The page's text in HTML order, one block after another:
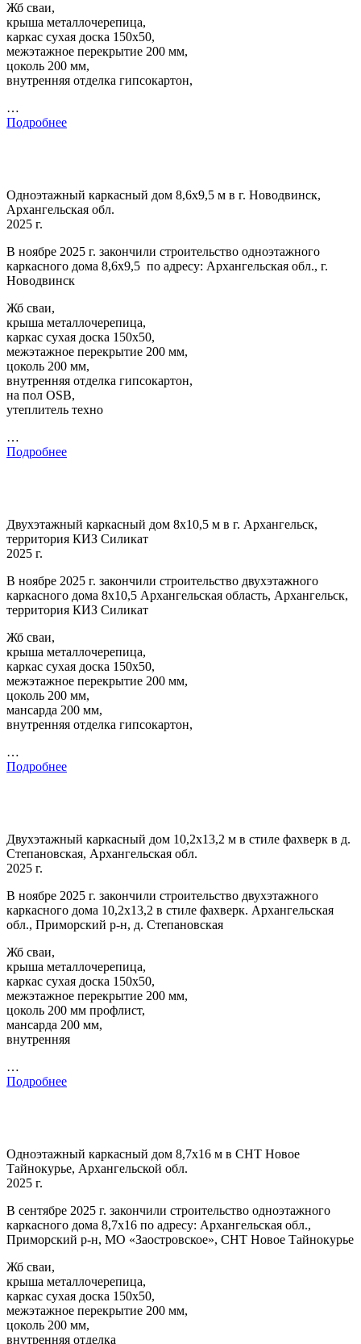
Жб сваи,
крыша металлочерепица,
каркас сухая доска 150х50,
межэтажное перекрытие 200 мм,
цоколь 200 мм,
внутренняя отделка гипсокартон,
…
Подробнее
Одноэтажный каркасный дом 8,6х9,5 м в г. Новодвинск,
Архангельская обл.
2025 г.
В ноябре 2025 г. закончили строительство одноэтажного
каркасного дома 8,6х9,5 по адресу: Архангельская обл., г.
Новодвинск
Жб сваи,
крыша металлочерепица,
каркас сухая доска 150х50,
межэтажное перекрытие 200 мм,
цоколь 200 мм,
внутренняя отделка гипсокартон,
на пол OSB,
утеплитель техно
…
Подробнее
Двухэтажный каркасный дом 8х10,5 м в г. Архангельск,
территория КИЗ Силикат
2025 г.
В ноябре 2025 г. закончили строительство двухэтажного
каркасного дома 8х10,5 Архангельская область, Архангельск,
территория КИЗ Силикат
Жб сваи,
крыша металлочерепица,
каркас сухая доска 150х50,
межэтажное перекрытие 200 мм,
цоколь 200 мм,
мансарда 200 мм,
внутренняя отделка гипсокартон,
…
Подробнее
Двухэтажный каркасный дом 10,2х13,2 м в стиле фахверк в д.
Степановская, Архангельская обл.
2025 г.
В ноябре 2025 г. закончили строительство двухэтажного
каркасного дома 10,2х13,2 в стиле фахверк. Архангельская
обл., Приморский р-н, д. Степановская
Жб сваи,
крыша металлочерепица,
каркас сухая доска 150х50,
межэтажное перекрытие 200 мм,
цоколь 200 мм профлист,
мансарда 200 мм,
внутренняя
…
Подробнее
Одноэтажный каркасный дом 8,7х16 м в СНТ Новое
Тайнокурье, Архангельской обл.
2025 г.
В сентябре 2025 г. закончили строительство одноэтажного
каркасного дома 8,7х16 по адресу: Архангельская обл.,
Приморский р-н, МО «Заостровское», СНТ Новое Тайнокурье
Жб сваи,
крыша металлочерепица,
каркас сухая доска 150х50,
межэтажное перекрытие 200 мм,
цоколь 200 мм,
внутренняя отделка